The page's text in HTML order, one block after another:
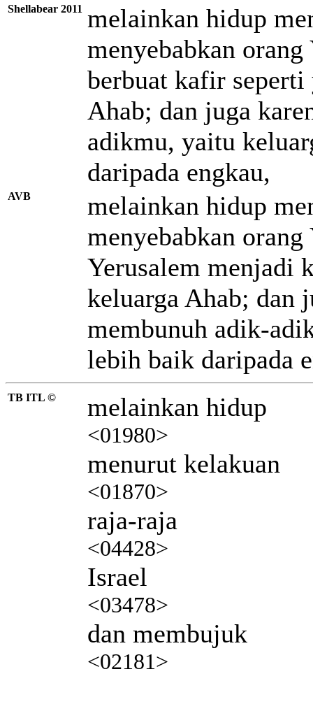
Shellabear 2011 melainkan hidup
menyebabkan
berbuat kafir
Ahab; dan juga
adikmu, yaitu
daripada engkau,
AVB
melainkan hidup
menyebabkan orang
Yerusalem menjadi
keluarga Ahab; dan
membunuh adik-
lebih baik daripada
TB ITL © melainkan hidup
<01980>
menurut kelakuan
<01870>
raja-raja
<04428>
Israel
<03478>
dan membujuk
<02181>